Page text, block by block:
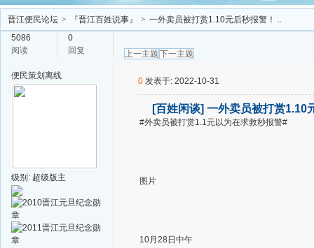
晋江便民论坛 > 『晋江百姓说事』 > 一外卖员被打赏1.10元后秒报警！ ..
5086
阅读
0
回复
上一主题 下一主题
便民策划 离线
级别: 超级版主
0 发表于: 2022-10-31
[百姓闲谈] 一外卖员被打赏1.10
#外卖员被打赏1.1元以为在求救秒报警#
图片
10月28日中午